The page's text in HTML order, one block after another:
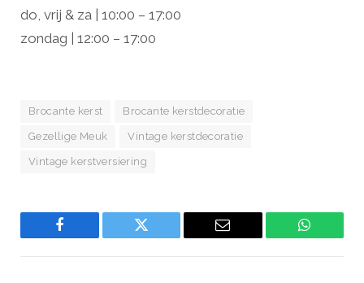
do, vrij & za | 10:00 – 17:00
zondag | 12:00 – 17:00
Brocante kerst Brocante kerstdecoratie
Gezellige Meuk Vintage kerstdecoratie
Vintage kerstversiering
Facebook Twitter Email